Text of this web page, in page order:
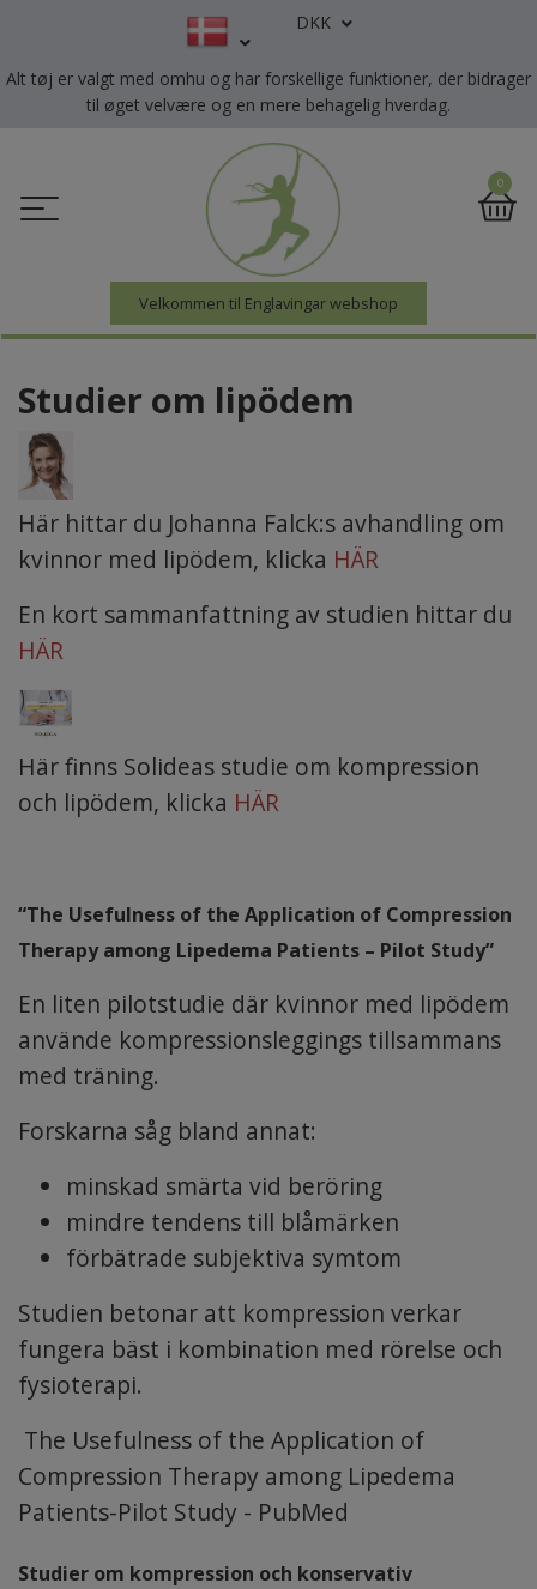
DKK
Alt tøj er valgt med omhu og har forskellige funktioner, der bidrager
til øget velvære og en mere behagelig hverdag.
Velkommen til Englavingar webshop
0
Studier om lipödem
Här hittar du Johanna Falck:s avhandling om
kvinnor med lipödem, klicka HÄR
En kort sammanfattning av studien hittar du
HÄR
Här finns Solideas studie om kompression
och lipödem, klicka HÄR
“The Usefulness of the Application of Compression
Therapy among Lipedema Patients – Pilot Study”
En liten pilotstudie där kvinnor med lipödem
använde kompressionsleggings tillsammans
med träning.
Forskarna såg bland annat:
minskad smärta vid beröring
mindre tendens till blåmärken
förbätrade subjektiva symtom
Studien betonar att kompression verkar
fungera bäst i kombination med rörelse och
fysioterapi.
The Usefulness of the Application of
Compression Therapy among Lipedema
Patients-Pilot Study - PubMed
Studier om kompression och konservativ